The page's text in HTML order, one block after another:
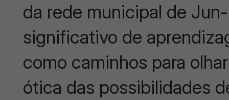
da rede municipal de
significativo de
como caminhos para
ótica das possibilidades